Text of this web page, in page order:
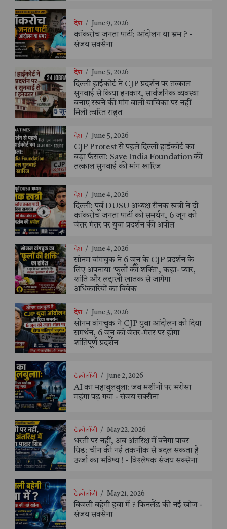
देश / June 9, 2026
कॉकरोच जनता पार्टी: आंदोलन या भ्रम ? -
संजय सक्सैना
देश / June 5, 2026
दिल्ली हाईकोर्ट ने CJP प्रदर्शन पर तत्काल
सुनवाई से किया इनकार, सार्वजनिक व्यवस्था
बनाए रखने की मांग वाली याचिका पर नहीं
मिली त्वरित राहत
देश / June 5, 2026
CJP Protest से पहले दिल्ली हाईकोर्ट का
बड़ा फैसला: Save India Foundation की
तत्काल सुनवाई की मांग खारिज
देश / June 4, 2026
दिल्ली: पूर्व DUSU अध्यक्ष रौनक खत्री ने दी
कॉकरोच जनता पार्टी को समर्थन, 6 जून को
जंतर मंतर पर युवा प्रदर्शन की अपील
देश / June 4, 2026
सोनम वांगचुक ने 6 जून के CJP प्रदर्शन के
लिए अपनाया 'फूलों की शक्ति', कहा- प्यार,
शांति और लद्दाखी खातक से जागेगा
अधिकारियों का विवेक
देश / June 3, 2026
सोनम वांगचुक ने CJP युवा आंदोलन को दिया
समर्थन, 6 जून को जंतर-मंतर पर होगा
शांतिपूर्ण प्रदर्शन
टेक्नोलॉजी / June 2, 2026
AI का महाबुलबुला: जब मशीनों पर भरोसा
महंगा पड़ गया - संजय सक्सैना
टेक्नोलॉजी / May 22, 2026
धरती पर नहीं, अब अंतरिक्ष में बनेगा पावर
ग्रिड: चीन की नई तकनीक से बदल सकता है
ऊर्जा का भविष्य ! - विश्लेषक संजय सक्सेना
टेक्नोलॉजी / May 21, 2026
बिजली बहेगी हवा में ? फिनलैंड की नई खोज -
संजय सक्सेना